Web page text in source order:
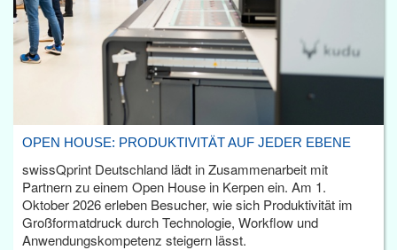
OPEN HOUSE: PRODUKTIVITÄT AUF JEDER EBENE
swissQprint Deutschland lädt in Zusammenarbeit mit
Partnern zu einem Open House in Kerpen ein. Am 1.
Oktober 2026 erleben Besucher, wie sich Produktivität im
Großformatdruck durch Technologie, Workflow und
Anwendungskompetenz steigern lässt.